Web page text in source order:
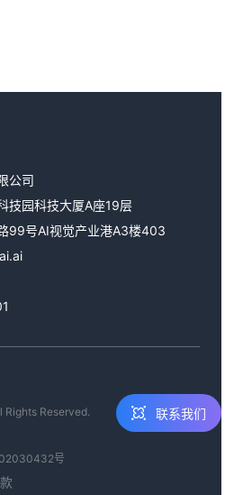
公司
技园科技大厦A座19层
99号AI视觉产业港A3楼403
Reserved.
号
联系我们
400-803-1001